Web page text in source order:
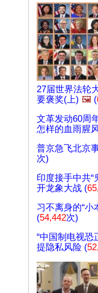
27届世界法轮
要褒奖(上) 🖼️ (
文革发动60周
怎样的血雨腥
普京急飞北京
次)
印度接手中共“
开龙象大战 (
习不离身的“小
(54,442次)
“中国制电视恐
提隐私风险 (